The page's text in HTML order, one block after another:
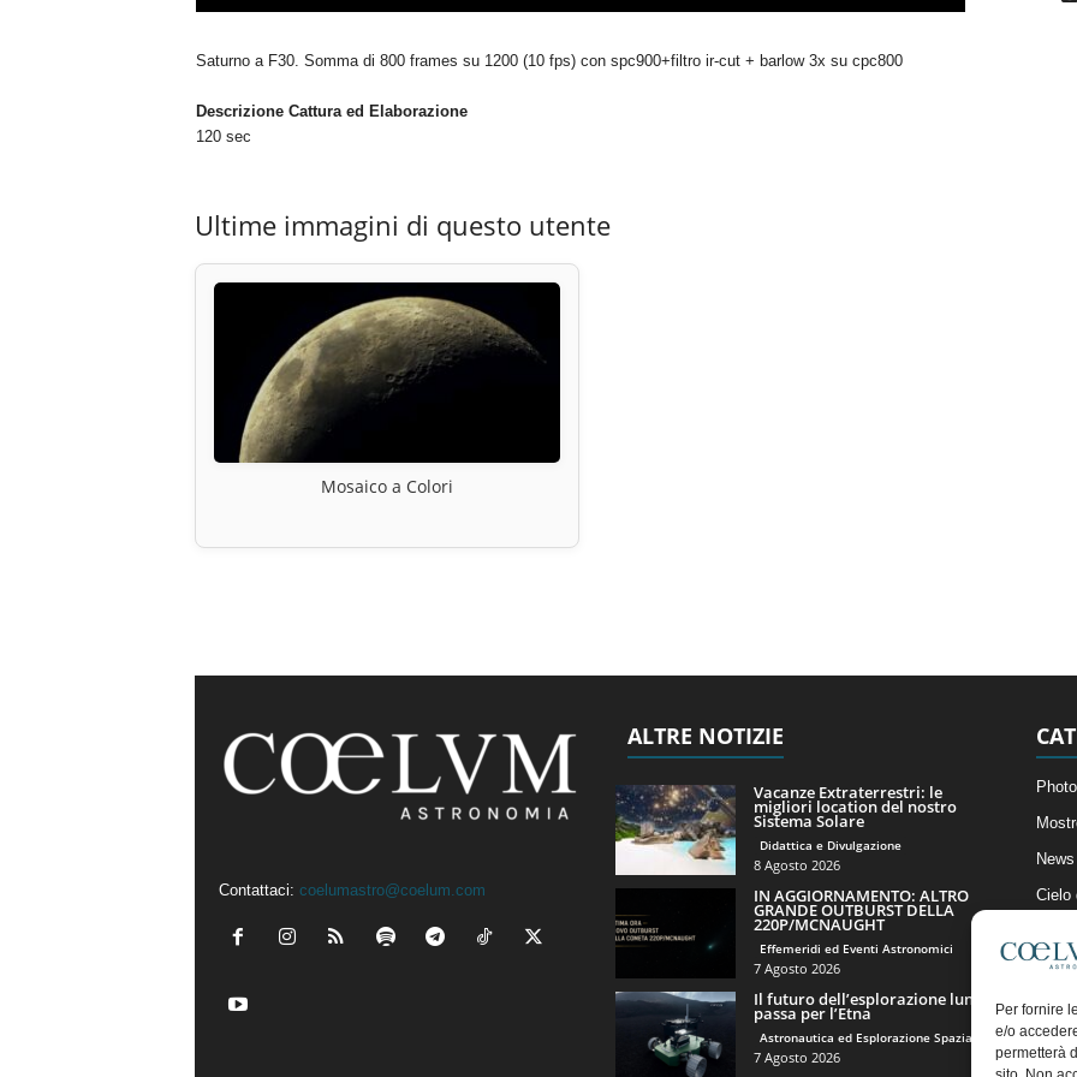
Per fornire
e/o
permetterà
Saturno a F30. Somma di 800 frames su 1200 (10 fps) con spc900+filtro ir-cut + barlow 3x su cpc800
Descrizione Cattura ed Elaborazione
120 sec
Ultime immagini di questo utente
Mosaico a Colori
Contattaci: coelumastro@coelum.com
ALTRE NOTIZIE
Vacanze Extraterrestri: le
migliori location del nostro
Sistema Solare
Didattica e Divulgazione
8 Agosto 2026
IN AGGIORNAMENTO: ALTRO
GRANDE OUTBURST DELLA
220P/MCNAUGHT
Effemeridi ed Eventi Astronomici
7 Agosto 2026
Il futuro dell’esplorazione lunare
passa per l’Etna
Astronautica ed Esplorazione Spaziale
7 Agosto 2026
Cielo
Il